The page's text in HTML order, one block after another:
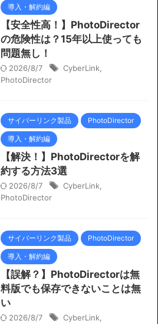
導入・解約編
【安全性高！】PhotoDirector
の危険性は？15年以上使っても
問題無し！
2026/8/7 CyberLink
PhotoDirector
サイバーリンク製品 PhotoDirector
導入・解約編
【解決！】PhotoDirectorを解
約する方法3選
2026/8/7 CyberLink
PhotoDirector
サイバーリンク製品 PhotoDirector
導入・解約編
【誤解？】PhotoDirectorは無
料版でも保存できないことは無
い
2026/8/7 CyberLink